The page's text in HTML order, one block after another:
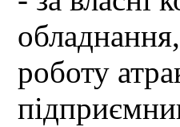
роботу